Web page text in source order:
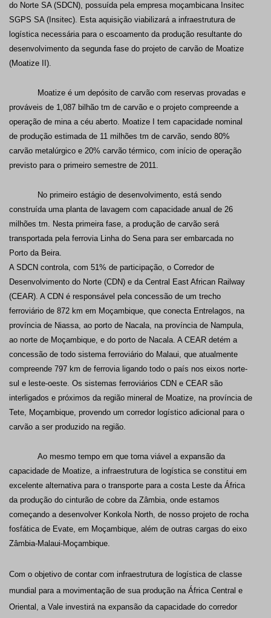
do Norte SA (SDCN), possuída pela empresa moçambicana Insitec
SGPS SA (Insitec). Esta aquisição viabilizará a infraestrutura de
logística necessária para o escoamento da produção resultante do
desenvolvimento da segunda fase do projeto de carvão de Moatize
(Moatize II).
Moatize é um depósito de carvão com reservas provadas e
prováveis de 1,087 bilhão tm de carvão e o projeto compreende a
operação de mina a céu aberto. Moatize I tem capacidade nominal
de produção estimada de 11 milhões tm de carvão, sendo 80%
carvão metalúrgico e 20% carvão térmico, com início de operação
previsto para o primeiro semestre de 2011.
No primeiro estágio de desenvolvimento, está sendo
construída uma planta de lavagem com capacidade anual de 26
milhões tm. Nesta primeira fase, a produção de carvão será
transportada pela ferrovia Linha do Sena para ser embarcada no
Porto da Beira.
A SDCN controla, com 51% de participação, o Corredor de
Desenvolvimento do Norte (CDN) e da Central East African Railway
(CEAR). A CDN é responsável pela concessão de um trecho
ferroviário de 872 km em Moçambique, que conecta Entrelagos, na
província de Niassa, ao porto de Nacala, na província de Nampula,
ao norte de Moçambique, e do porto de Nacala. A CEAR detém a
concessão de todo sistema ferroviário do Malaui, que atualmente
compreende 797 km de ferrovia ligando todo o país nos eixos norte-
sul e leste-oeste. Os sistemas ferroviários CDN e CEAR são
interligados e próximos da região mineral de Moatize, na província de
Tete, Moçambique, provendo um corredor logístico adicional para o
carvão a ser produzido na região.
Ao mesmo tempo em que torna viável a expansão da
capacidade de Moatize, a infraestrutura de logística se constitui em
excelente alternativa para o transporte para a costa Leste da África
da produção do cinturão de cobre da Zâmbia, onde estamos
começando a desenvolver Konkola North, de nosso projeto de rocha
fosfática de Evate, em Moçambique, além de outras cargas do eixo
Zâmbia-Malaui-Moçambique.
Com o objetivo de contar com infraestrutura de logística de classe
mundial para a movimentação de sua produção na África Central e
Oriental, a Vale investirá na expansão da capacidade do corredor